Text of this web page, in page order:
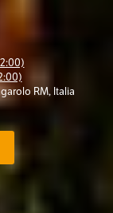
RM, Italia